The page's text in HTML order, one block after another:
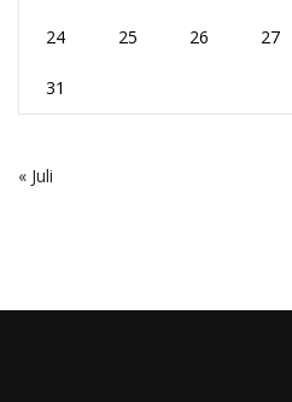
24 25 26 27
31
« Juli